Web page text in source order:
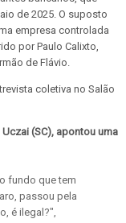
de 2025. O suposto
empresa controlada
por Paulo Calixto,
de Flávio.
coletiva no Salão
(SC), apontou uma
fundo que tem
passou pela
é ilegal?",